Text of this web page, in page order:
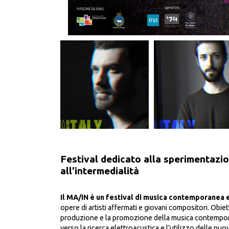
Festival dedicato alla
all'intermedialità
Il MA/IN è un festival di musica contemporanea
opere di artisti affermati e giovani compositori.
produzione e la promozione della musica